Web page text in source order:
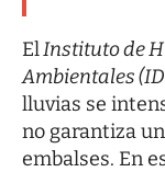
ElInstituto de
Ambientales
lluvias se
no garantiza
embalses. En